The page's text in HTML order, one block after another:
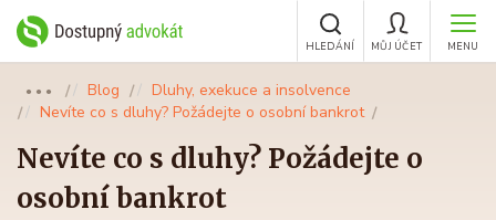
MENU
MŮJ ÚČET
HLEDÁNÍ
●●● Blog
Dluhy, exekuce a insolvence
Nevíte co s dluhy? Požádejte o osobní bankrot
Nevíte co s dluhy? Požádejte o
osobní bankrot